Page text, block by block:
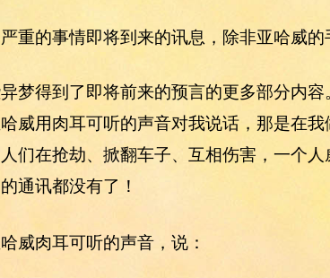
重的事情即将到来的讯息，除非亚哈威
梦得到了即将前来的预言的更多部分内
威用肉耳可听的声音对我说话，那是在
们在抢劫、掀翻车子、互相伤害，一个
通讯都没有了！
威肉耳可听的声音，说：